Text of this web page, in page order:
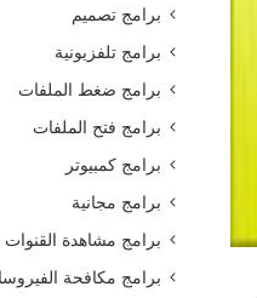
برامج تصميم
برامج تلفزيونية
برامج ضغط الملفات
برامج فتح الملفات
برامج كمبيوتر
برامج مجانية
برامج مشاهدة القنوات
برامج مكافحة